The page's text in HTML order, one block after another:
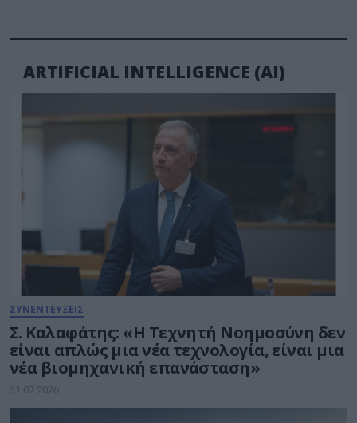
ARTIFICIAL INTELLIGENCE (AI)
ΣΥΝΕΝΤΕΥΞΕΙΣ
Σ. Καλαφάτης: «Η Τεχνητή Νοημοσύνη δεν
είναι απλώς μια νέα τεχνολογία, είναι μια
νέα βιομηχανική επανάσταση»
31.07.2026